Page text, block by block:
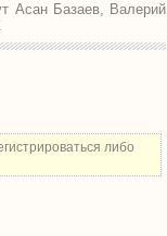
Асан Базаев, Валерий
либо